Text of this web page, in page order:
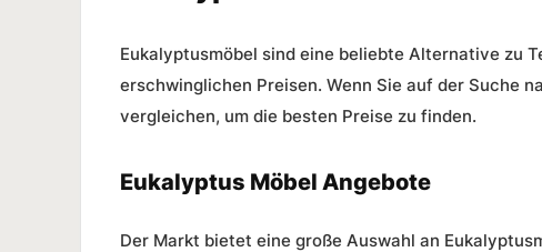
Eukalyptusmöbel sind eine beliebte Alternative zu
erschwinglichen Preisen. Wenn Sie auf der Suche
vergleichen, um die besten Preise zu finden.
Eukalyptus Möbel Angebote
Der Markt bietet eine große Auswahl an